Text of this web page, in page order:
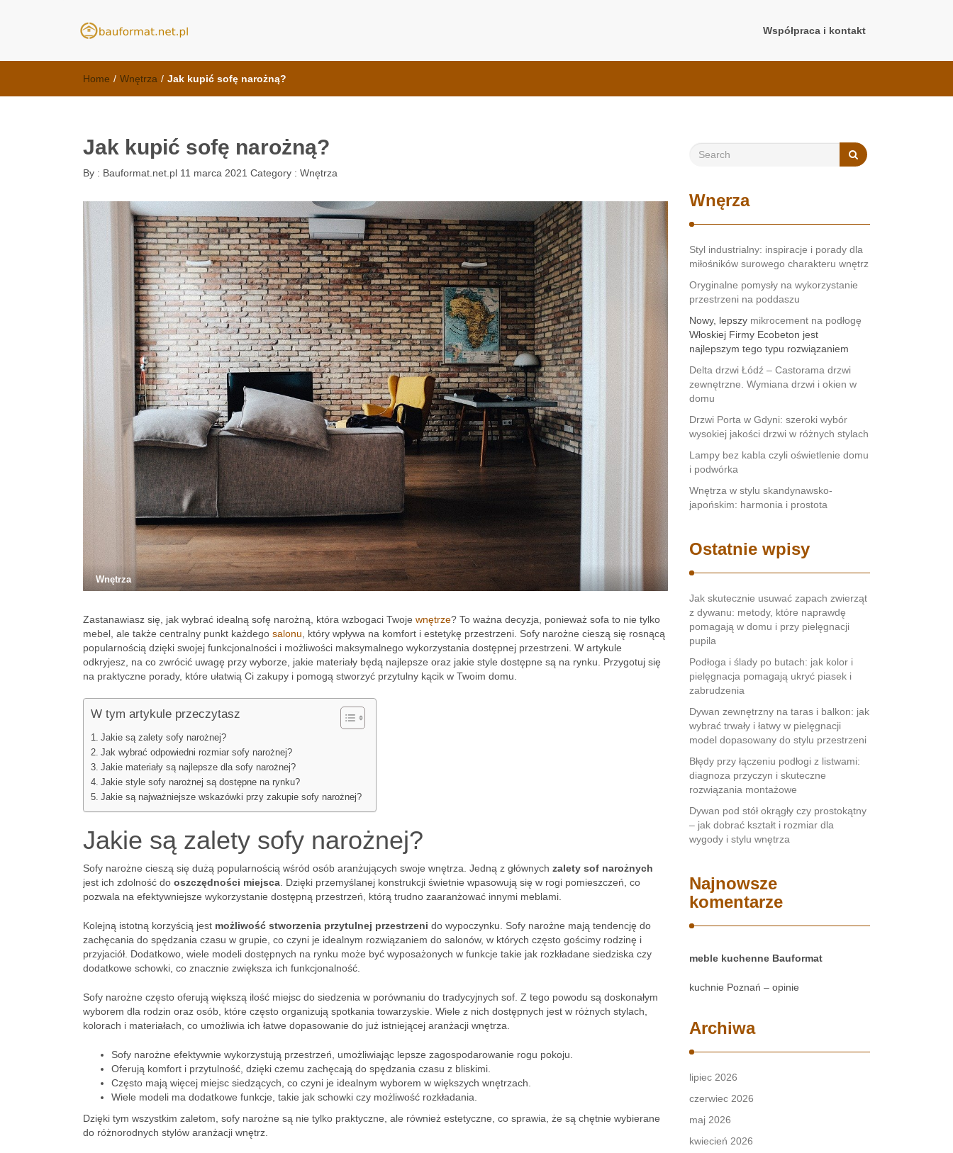
kuchnie Poznań - opinie
Współpraca i kontakt
Home / Wnętrza / Jak kupić sofę narożną?
Jak kupić sofę narożną?
By : Bauformat.net.pl 11 marca 2021 Category : Wnętrza
Wnętrza
Zastanawiasz się, jak wybrać idealną sofę narożną, która wzbogaci Twoje wnętrze? To ważna decyzja, ponieważ sofa to nie tylko
mebel, ale także centralny punkt każdego salonu , który wpływa na komfort i estetykę przestrzeni. Sofy narożne cieszą się rosnącą
popularnością dzięki swojej funkcjonalności i możliwości maksymalnego wykorzystania dostępnej przestrzeni. W artykule
odkryjesz, na co zwrócić uwagę przy wyborze, jakie materiały będą najlepsze oraz jakie style dostępne są na rynku. Przygotuj się
na praktyczne porady, które ułatwią Ci zakupy i pomogą stworzyć przytulny kącik w Twoim domu.
W tym artykule przeczytasz
Jakie są zalety sofy narożnej?
Jak wybrać odpowiedni rozmiar sofy narożnej?
Jakie materiały są najlepsze dla sofy narożnej?
Jakie style sofy narożnej są dostępne na rynku?
Jakie są najważniejsze wskazówki przy zakupie sofy narożnej?
Jakie są zalety sofy narożnej?
Sofy narożne cieszą się dużą popularnością wśród osób aranżujących swoje wnętrza. Jedną z głównych zalety sof narożnych
jest ich zdolność do oszczędności miejsca . Dzięki przemyślanej konstrukcji świetnie wpasowują się w rogi pomieszczeń, co
pozwala na efektywniejsze wykorzystanie dostępną przestrzeń, którą trudno zaaranżować innymi meblami.
Kolejną istotną korzyścią jest możliwość stworzenia przytulnej przestrzeni do wypoczynku. Sofy narożne mają tendencję do
zachęcania do spędzania czasu w grupie, co czyni je idealnym rozwiązaniem do salonów, w których często gościmy rodzinę i
przyjaciół. Dodatkowo, wiele modeli dostępnych na rynku może być wyposażonych w funkcje takie jak rozkładane siedziska czy
dodatkowe schowki, co znacznie zwiększa ich funkcjonalność.
Sofy narożne często oferują większą ilość miejsc do siedzenia w porównaniu do tradycyjnych sof. Z tego powodu są doskonałym
wyborem dla rodzin oraz osób, które często organizują spotkania towarzyskie. Wiele z nich dostępnych jest w różnych stylach,
kolorach i materiałach, co umożliwia ich łatwe dopasowanie do już istniejącej aranżacji wnętrza.
Sofy narożne efektywnie wykorzystują przestrzeń, umożliwiając lepsze zagospodarowanie rogu pokoju.
Oferują komfort i przytulność, dzięki czemu zachęcają do spędzania czasu z bliskimi.
Często mają więcej miejsc siedzących, co czyni je idealnym wyborem w większych wnętrzach.
Wiele modeli ma dodatkowe funkcje, takie jak schowki czy możliwość rozkładania.
Dzięki tym wszystkim zaletom, sofy narożne są nie tylko praktyczne, ale również estetyczne, co sprawia, że są chętnie wybierane
do różnorodnych stylów aranżacji wnętrz.
Wnęrza
Styl industrialny: inspiracje i porady dla
miłośników surowego charakteru wnętrz
Oryginalne pomysły na wykorzystanie
przestrzeni na poddaszu
Nowy, lepszy mikrocement na podłogę
Włoskiej Firmy Ecobeton jest
najlepszym tego typu rozwiązaniem
Delta drzwi Łódź – Castorama drzwi
zewnętrzne. Wymiana drzwi i okien w
domu
Drzwi Porta w Gdyni: szeroki wybór
wysokiej jakości drzwi w różnych stylach
Lampy bez kabla czyli oświetlenie domu
i podwórka
Wnętrza w stylu skandynawsko-
japońskim: harmonia i prostota
Ostatnie wpisy
Jak skutecznie usuwać zapach zwierząt
z dywanu: metody, które naprawdę
pomagają w domu i przy pielęgnacji
pupila
Podłoga i ślady po butach: jak kolor i
pielęgnacja pomagają ukryć piasek i
zabrudzenia
Dywan zewnętrzny na taras i balkon: jak
wybrać trwały i łatwy w pielęgnacji
model dopasowany do stylu przestrzeni
Błędy przy łączeniu podłogi z listwami:
diagnoza przyczyn i skuteczne
rozwiązania montażowe
Dywan pod stół okrągły czy prostokątny
– jak dobrać kształt i rozmiar dla
wygody i stylu wnętrza
Najnowsze
komentarze
meble kuchenne Bauformat
kuchnie Poznań – opinie
Archiwa
lipiec 2026
czerwiec 2026
maj 2026
kwiecień 2026